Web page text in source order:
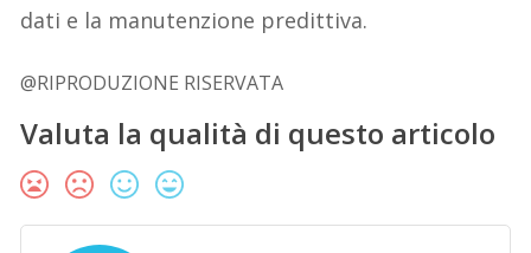
dati e la manutenzione predittiva.
@RIPRODUZIONE RISERVATA
Valuta la qualità di questo articolo